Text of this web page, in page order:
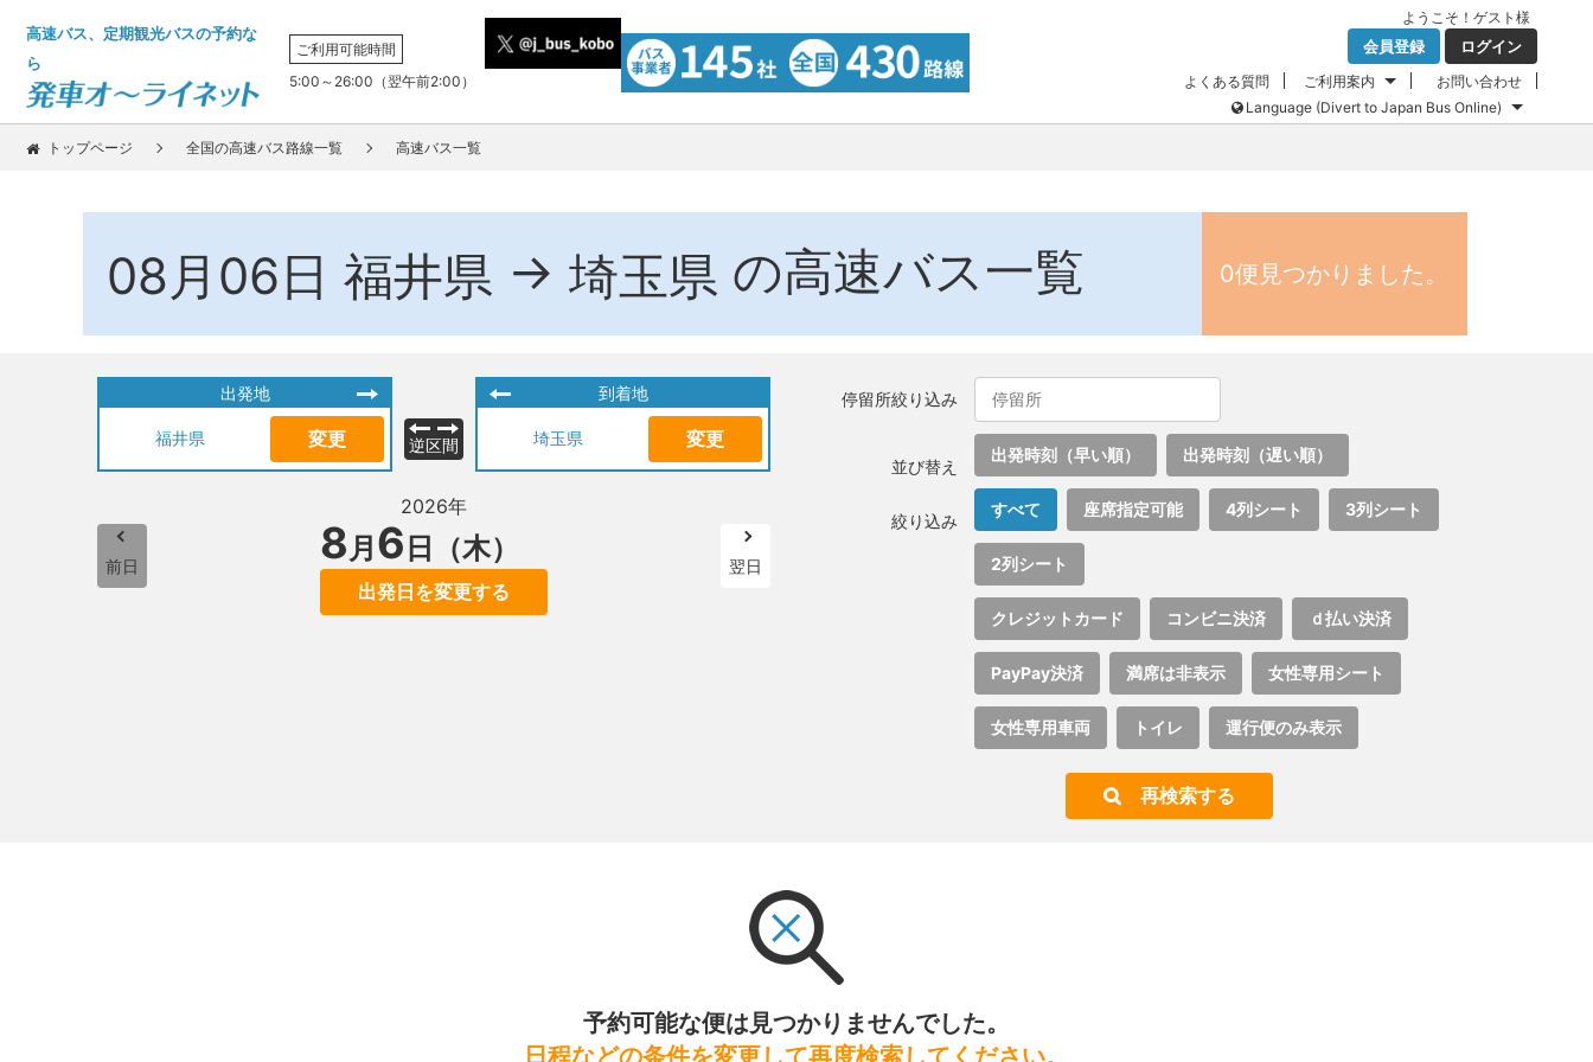
高速バス、定期観光バスの予約な
ら
ご利用可能時間
5:00～26:00（翌午前2:00）
ようこそ！ ゲスト 様
会員登録 ログイン
よくある質問 ご利用案内
お問い合わせ
Language (Divert to Japan Bus Online)
トップページ 全国の高速バス路線一覧 高速バス一覧
08月06日 福井県 → 埼玉県 の高速バス一覧 0便見つかりました。
出発地
福井県 変更 逆区間
到着地
埼玉県 変更
前日
2026年
8月 6 日（木）
出発日を変更する
翌日
停留所絞り込み
並び替え
出発時刻（早い順） 出発時刻（遅い順）
絞り込み
すべて 座席指定可能 4列シート 3列シート
2列シート
クレジットカード コンビニ決済 ｄ払い決済
PayPay決済 満席は非表示 女性専用シート
女性専用車両 トイレ 運行便のみ表示
再検索する
予約可能な便は見つかりませんでした。
日程などの条件を変更して再度検索してください。